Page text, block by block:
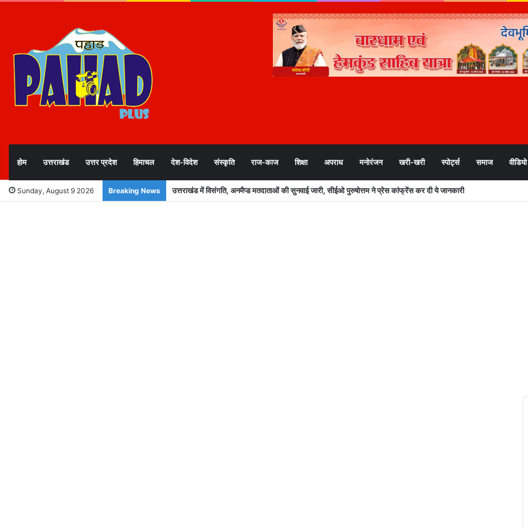
होम उत्तराखंड उत्तर प्रदेश हिमाचल देश-विदेश संस्कृति राज-काज शिक्षा अपराध मनोरंजन खरी-खरी स्पोर्ट्स समाज वीडियो
Sunday, August 9 2026 Breaking News Heavy to very heavy rainfall: चेतावनी के बीच देहरादून जिला प्रशासन अलर्ट, सभी विभागों को हाई अलर्ट मोड में रहने के